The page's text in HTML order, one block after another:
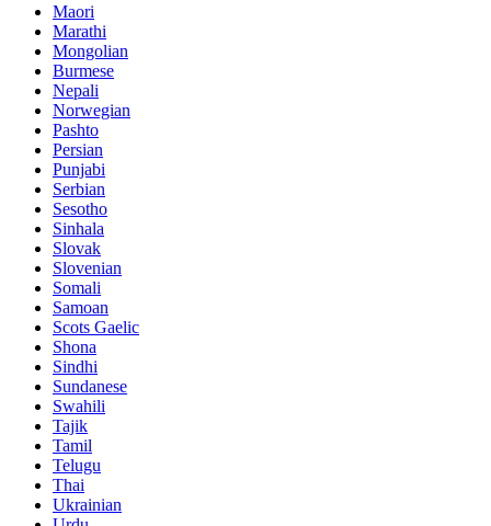
Maori
Marathi
Mongolian
Burmese
Nepali
Norwegian
Pashto
Persian
Punjabi
Serbian
Sesotho
Sinhala
Slovak
Slovenian
Somali
Samoan
Scots Gaelic
Shona
Sindhi
Sundanese
Swahili
Tajik
Tamil
Telugu
Thai
Ukrainian